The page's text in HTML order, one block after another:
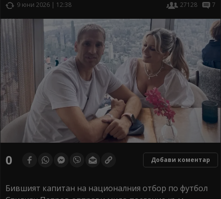
9 юни 2026 | 12:38 27128 7
0 Добави коментар
Бившият капитан на националния отбор по футбол